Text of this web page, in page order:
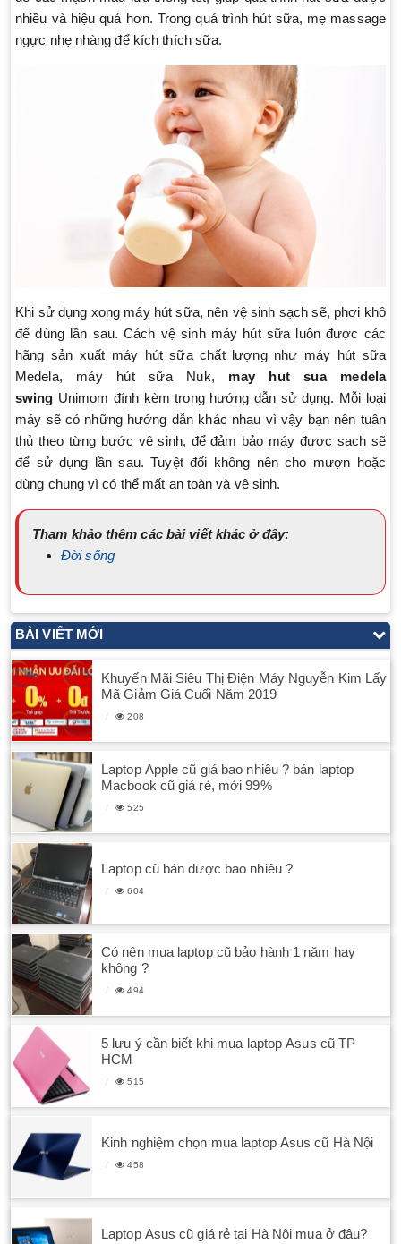
nhiều và hiệu quả hơn. Trong quá trình hút sữa, mẹ massage
ngực nhẹ nhàng để kích thích sữa.
Khi sử dụng xong máy hút sữa, nên vệ sinh sạch sẽ, phơi khô
để dùng lần sau. Cách vệ sinh máy hút sữa luôn được các
hãng sản xuất máy hút sữa chất lượng như máy hút sữa
Medela, máy hút sữa Nuk, may hut sua medela
swing Unimom đính kèm trong hướng dẫn sử dụng. Mỗi loại
máy sẽ có những hướng dẫn khác nhau vì vậy bạn nên tuân
thủ theo từng bước vệ sinh, để đảm bảo máy được sạch sẽ
để sử dụng lần sau. Tuyệt đối không nên cho mượn hoặc
dùng chung vì có thể mất an toàn và vệ sinh.
Tham khảo thêm các bài viết khác ở đây:
Đời sống
BÀI VIẾT MỚI
Khuyến Mãi Siêu Thị Điện Máy Nguyễn Kim Lấy
Mã Giảm Giá Cuối Năm 2019
208
Laptop Apple cũ giá bao nhiêu ? bán laptop
Macbook cũ giá rẻ, mới 99%
525
Laptop cũ bán được bao nhiêu ?
604
Có nên mua laptop cũ bảo hành 1 năm hay
không ?
494
5 lưu ý cần biết khi mua laptop Asus cũ TP
HCM
515
Kinh nghiệm chọn mua laptop Asus cũ Hà Nội
458
Laptop Asus cũ giá rẻ tại Hà Nội mua ở đâu?